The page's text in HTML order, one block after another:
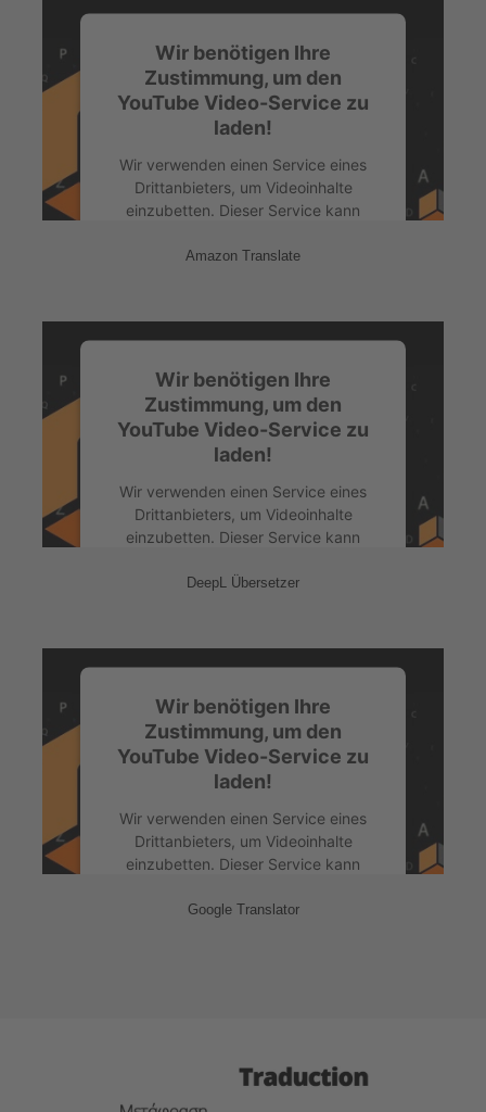
Wir benötigen Ihre
Zustimmung, um den
YouTube Video-Service zu
laden!
Wir verwenden einen Service eines
Drittanbieters, um Videoinhalte
einzubetten. Dieser Service kann
Bitte lesen Sie die Details durch und
Mehr Informationen
Akzeptieren
Usercentrics Consent
Management Platform&eRecht24
Amazon Translate
Wir benötigen Ihre
Zustimmung, um den
YouTube Video-Service zu
laden!
Wir verwenden einen Service eines
Drittanbieters, um Videoinhalte
einzubetten. Dieser Service kann
Bitte lesen Sie die Details durch und
Mehr Informationen
Akzeptieren
Usercentrics Consent
Management Platform&eRecht24
DeepL Übersetzer
Wir benötigen Ihre
Zustimmung, um den
YouTube Video-Service zu
laden!
Wir verwenden einen Service eines
Drittanbieters, um Videoinhalte
einzubetten. Dieser Service kann
Bitte lesen Sie die Details durch und
Akzeptieren
Google Translator